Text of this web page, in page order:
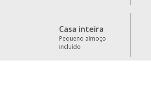
Casa inteira
Pequeno almoço
incluído